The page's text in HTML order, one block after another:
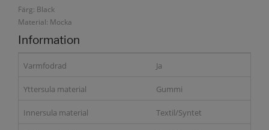
Färg: Black
Material: Mocka
Information
Varmfodrad Ja
Yttersula material Gummi
Innersula material Textil/Syntet